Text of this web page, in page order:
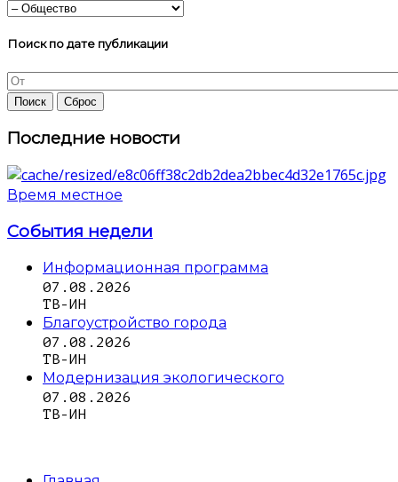
Поиск по дате публикации
Последние новости
Время местное
События недели
Информационная программа
07.08.2026
ТВ-ИН
Благоустройство города
07.08.2026
ТВ-ИН
Модернизация экологического
07.08.2026
ТВ-ИН